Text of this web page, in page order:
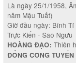
Là ngày 25/1/1958,
năm Mậu Tuất)
Giờ đầu ngày: Bính Tí
Trực Kiến - Sao Ngưu
HOÀNG ĐẠO: Thiên
ĐỔNG CÔNG